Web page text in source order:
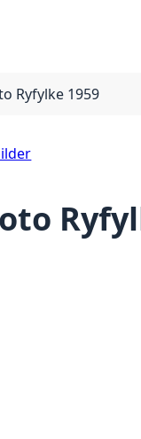
Ryfylke 1959